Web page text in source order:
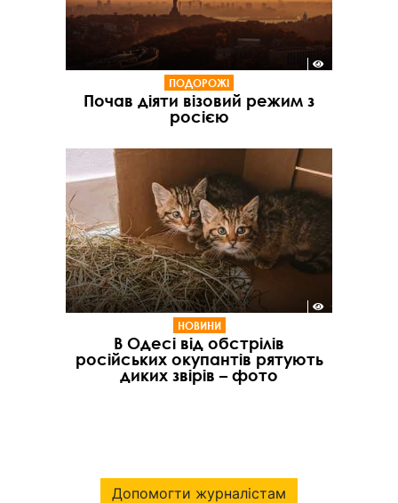
ПОДОРОЖІ
Почав діяти візовий режим з
росією
НОВИНИ
В Одесі від обстрілів
російських окупантів рятують
диких звірів – фото
Допомогти журналістам